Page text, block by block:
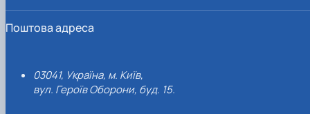
Поштова адреса
03041, Україна, м. Київ,
вул. Героїв Оборони, буд. 15.